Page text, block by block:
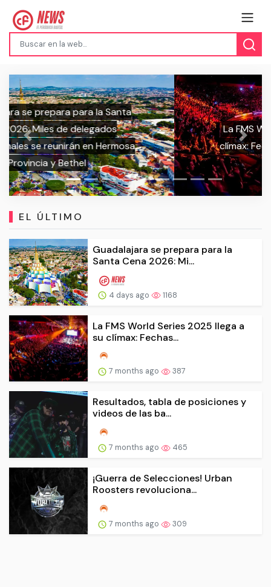
La FMS World Series 2025 llega a su
clímax: Fechas y sedes de las últimas
jornadas
Previous Next
EL ÚLTIMO
Guadalajara se prepara para la
Santa Cena 2026: Mi...
4 days ago 1168
La FMS World Series 2025 llega a
su clímax: Fechas...
7 months ago 387
Resultados, tabla de posiciones y
videos de las ba...
7 months ago 465
¡Guerra de Selecciones! Urban
Roosters revoluciona...
7 months ago 309